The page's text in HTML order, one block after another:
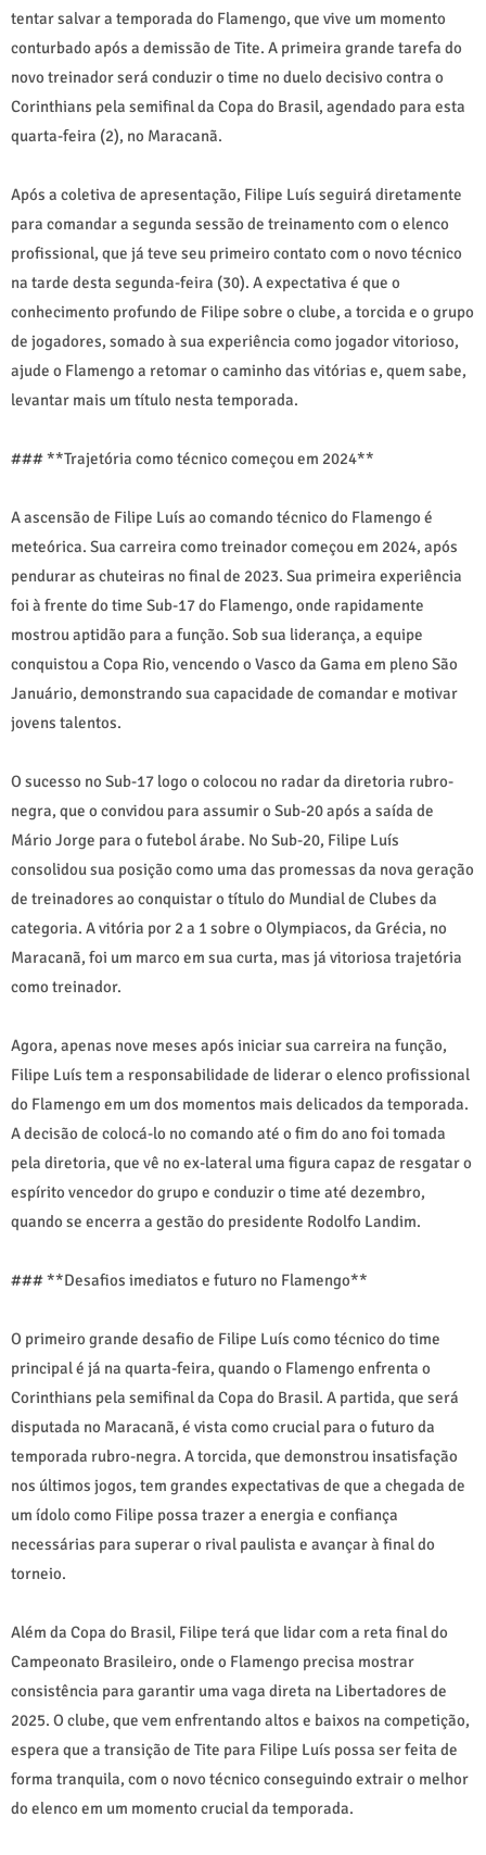
tentar salvar a temporada do Flamengo, que vive um momento
conturbado após a demissão de Tite. A primeira grande tarefa do
novo treinador será conduzir o time no duelo decisivo contra o
Corinthians pela semifinal da Copa do Brasil, agendado para esta
quarta-feira (2), no Maracanã.
Após a coletiva de apresentação, Filipe Luís seguirá diretamente
para comandar a segunda sessão de treinamento com o elenco
profissional, que já teve seu primeiro contato com o novo técnico
na tarde desta segunda-feira (30). A expectativa é que o
conhecimento profundo de Filipe sobre o clube, a torcida e o grupo
de jogadores, somado à sua experiência como jogador vitorioso,
ajude o Flamengo a retomar o caminho das vitórias e, quem sabe,
levantar mais um título nesta temporada.
### **Trajetória como técnico começou em 2024**
A ascensão de Filipe Luís ao comando técnico do Flamengo é
meteórica. Sua carreira como treinador começou em 2024, após
pendurar as chuteiras no final de 2023. Sua primeira experiência
foi à frente do time Sub-17 do Flamengo, onde rapidamente
mostrou aptidão para a função. Sob sua liderança, a equipe
conquistou a Copa Rio, vencendo o Vasco da Gama em pleno São
Januário, demonstrando sua capacidade de comandar e motivar
jovens talentos.
O sucesso no Sub-17 logo o colocou no radar da diretoria rubro-
negra, que o convidou para assumir o Sub-20 após a saída de
Mário Jorge para o futebol árabe. No Sub-20, Filipe Luís
consolidou sua posição como uma das promessas da nova geração
de treinadores ao conquistar o título do Mundial de Clubes da
categoria. A vitória por 2 a 1 sobre o Olympiacos, da Grécia, no
Maracanã, foi um marco em sua curta, mas já vitoriosa trajetória
como treinador.
Agora, apenas nove meses após iniciar sua carreira na função,
Filipe Luís tem a responsabilidade de liderar o elenco profissional
do Flamengo em um dos momentos mais delicados da temporada.
A decisão de colocá-lo no comando até o fim do ano foi tomada
pela diretoria, que vê no ex-lateral uma figura capaz de resgatar o
espírito vencedor do grupo e conduzir o time até dezembro,
quando se encerra a gestão do presidente Rodolfo Landim.
### **Desafios imediatos e futuro no Flamengo**
O primeiro grande desafio de Filipe Luís como técnico do time
principal é já na quarta-feira, quando o Flamengo enfrenta o
Corinthians pela semifinal da Copa do Brasil. A partida, que será
disputada no Maracanã, é vista como crucial para o futuro da
temporada rubro-negra. A torcida, que demonstrou insatisfação
nos últimos jogos, tem grandes expectativas de que a chegada de
um ídolo como Filipe possa trazer a energia e confiança
necessárias para superar o rival paulista e avançar à final do
torneio.
Além da Copa do Brasil, Filipe terá que lidar com a reta final do
Campeonato Brasileiro, onde o Flamengo precisa mostrar
consistência para garantir uma vaga direta na Libertadores de
2025. O clube, que vem enfrentando altos e baixos na competição,
espera que a transição de Tite para Filipe Luís possa ser feita de
forma tranquila, com o novo técnico conseguindo extrair o melhor
do elenco em um momento crucial da temporada.